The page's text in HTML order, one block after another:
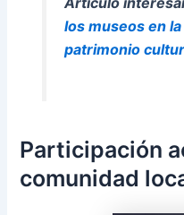
los museos en
patrimonio
Participación
comunidad